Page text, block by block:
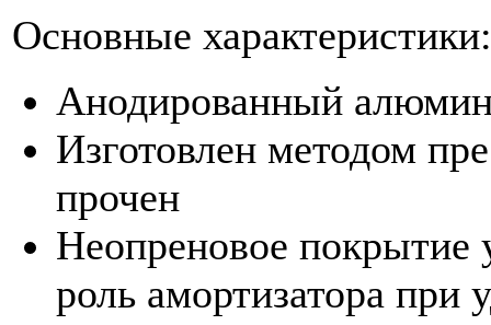
Основные характеристики:
Анодированный
Изготовлен методом
прочен
Неопреновое
роль амортизатора при